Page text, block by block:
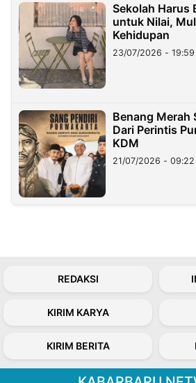
Sekolah Harus
untuk Nilai,
Kehidupan
23/07/2026 - 19:59
Benang Merah
Dari Perintis
KDM
21/07/2026 - 09:22
REDAKSI
KIRIM KARYA
KIRIM BERITA